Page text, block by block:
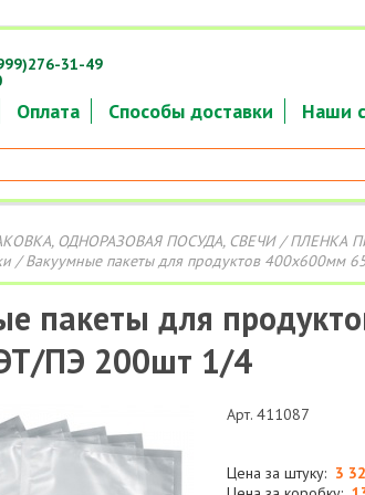
Оплата Способы доставки Наши
31-49
ОДНОРАЗОВАЯ ПОСУДА, СВЕЧИ/ПЛЕНКА
/ Вакуумные пакеты для продуктов 400х600мм
пакеты для
ПЭ 200шт 1/4
Арт. 411087
Цена за штуку: 3